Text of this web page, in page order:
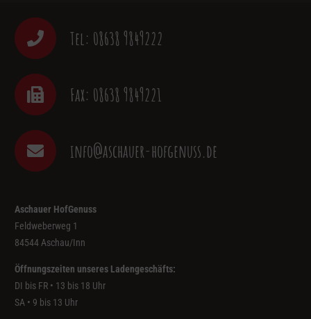
Tel: 08638 9849222
Fax: 08638 9849221
info@aschauer-hofgenuss.de
Aschauer HofGenuss
Feldweberweg 1
84544 Aschau/Inn
Öffnungszeiten unseres Ladengeschäfts:
DI bis FR • 13 bis 18 Uhr
SA • 9 bis 13 Uhr